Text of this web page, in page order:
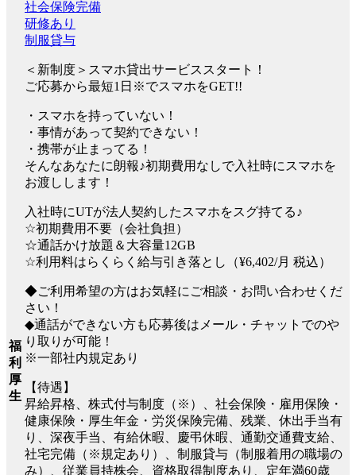
福
利
厚
生
社会保険完備
研修あり
制服貸与
＜新制度＞スマホ貸出サービススタート！
ご応募から最短1日※でスマホをGET!!
・スマホを持っていない！
・事情があって契約できない！
・携帯が止まってる！
そんなあなたに朗報♪初期費用なしで入社時にスマホを
お渡しします！
入社時にUTが法人契約したスマホをスグ持てる♪
☆初期費用不要（会社負担）
☆通話かけ放題＆大容量12GB
☆利用料はらくらく給与引き落とし（¥6,402/月 税込）
◆ご利用希望の方はお気軽にご相談・お問い合わせくだ
さい！
◆通話ができない方も応募後はメール・チャットでのや
り取りが可能！
※一部社内規定あり
【待遇】
昇給昇格、株式付与制度（※）、社会保険・雇用保険・
健康保険・厚生年金・労災保険完備、残業、休出手当有
り、深夜手当、有給休暇、慶弔休暇、通勤交通費支給、
社宅完備（※規定あり）、制服貸与（制服着用の職場の
み）、従業員持株会、資格取得制度あり、定年満60歳